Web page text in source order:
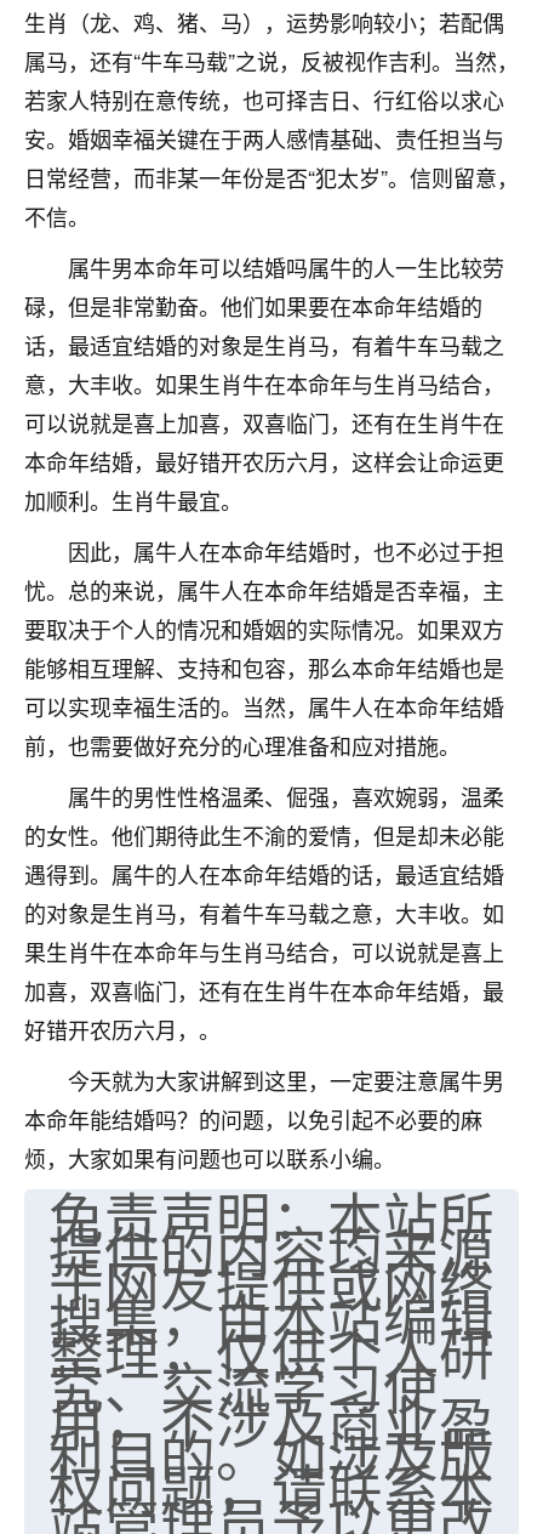
生肖（龙、鸡、猪、马），运势影响较小；若配偶
属马，还有“牛车马载”之说，反被视作吉利。当然，
若家人特别在意传统，也可择吉日、行红俗以求心
安。婚姻幸福关键在于两人感情基础、责任担当与
日常经营，而非某一年份是否“犯太岁”。信则留意，
不信。
属牛男本命年可以结婚吗属牛的人一生比较劳
碌，但是非常勤奋。他们如果要在本命年结婚的
话，最适宜结婚的对象是生肖马，有着牛车马载之
意，大丰收。如果生肖牛在本命年与生肖马结合，
可以说就是喜上加喜，双喜临门，还有在生肖牛在
本命年结婚，最好错开农历六月，这样会让命运更
加顺利。生肖牛最宜。
因此，属牛人在本命年结婚时，也不必过于担
忧。总的来说，属牛人在本命年结婚是否幸福，主
要取决于个人的情况和婚姻的实际情况。如果双方
能够相互理解、支持和包容，那么本命年结婚也是
可以实现幸福生活的。当然，属牛人在本命年结婚
前，也需要做好充分的心理准备和应对措施。
属牛的男性性格温柔、倔强，喜欢婉弱，温柔
的女性。他们期待此生不渝的爱情，但是却未必能
遇得到。属牛的人在本命年结婚的话，最适宜结婚
的对象是生肖马，有着牛车马载之意，大丰收。如
果生肖牛在本命年与生肖马结合，可以说就是喜上
加喜，双喜临门，还有在生肖牛在本命年结婚，最
好错开农历六月，。
今天就为大家讲解到这里，一定要注意属牛男
本命年能结婚吗？的问题，以免引起不必要的麻
烦，大家如果有问题也可以联系小编。
免责声明：本站所
提供的内容均来源
于网友提供或网络
搜集，由本站编辑
整理，仅供个人研
究、交流学习使
用，不涉及商业盈
利目的。如涉及版
权问题，请联系本
金白水清
我也想找老师看看，有没有人给个联系方式的啊？
鹿森：慧来老师微信：gjsy0624
1天前 来自江西 12
我也想要，我也想要！
2天前 来自山西 15
Jessica李
老师做不做超度法事？我想给我奶奶做超度，她今年
刚去世了。
七零老顽童：我母亲前年离世，刚开始我经常
做梦梦见她，后来也是朋友介绍，找到慧来老
师，安排了超度法事，做梦再也没有梦到过
了，一开始是半信半疑的，图个心安，给亡母
超度，现在看来，人不信也不行。
2天前 来自云南 11
优秀的张同学
老师收徒吗？？我对这些很感兴趣